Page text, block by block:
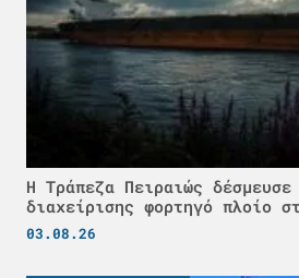
Η Τράπεζα Πειραιώς δέσμευσε
διαχείρισης φορτηγό πλοίο
03.08.26